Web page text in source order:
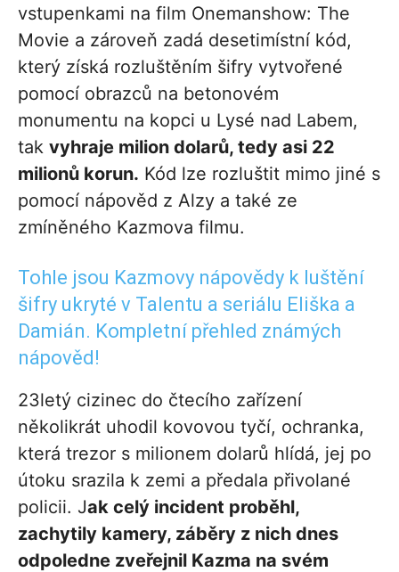
vstupenkami na film Onemanshow: The
Movie a zároveň zadá desetimístní kód,
který získá rozluštěním šifry vytvořené
pomocí obrazců na betonovém
monumentu na kopci u Lysé nad Labem,
tak vyhraje milion dolarů, tedy asi 22
milionů korun. Kód lze rozluštit mimo jiné s
pomocí nápověd z Alzy a také ze
zmíněného Kazmova filmu.
Tohle jsou Kazmovy nápovědy k luštění
šifry ukryté v Talentu a seriálu Eliška a
Damián. Kompletní přehled známých
nápověd!
23letý cizinec do čtecího zařízení
několikrát uhodil kovovou tyčí, ochranka,
která trezor s milionem dolarů hlídá, jej po
útoku srazila k zemi a předala přivolané
policii. Jak celý incident proběhl,
zachytily kamery, záběry z nich dnes
odpoledne zveřejnil Kazma na svém